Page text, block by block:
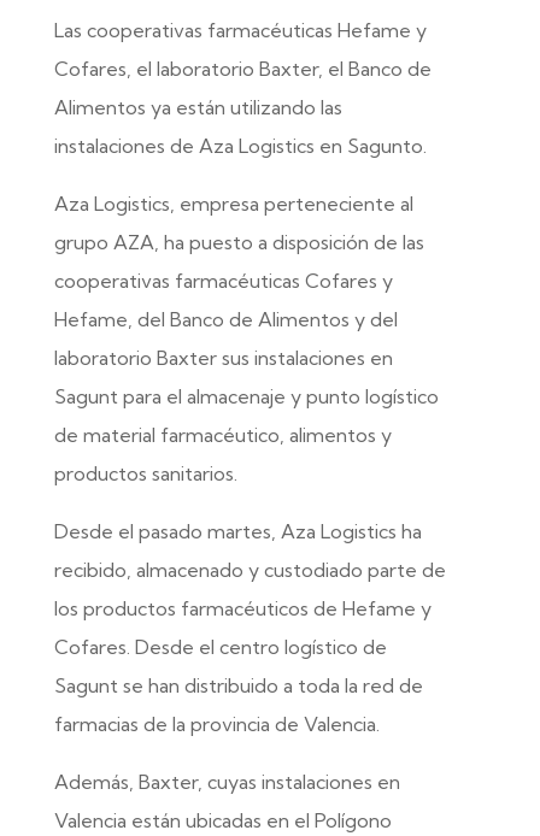
Las cooperativas farmacéuticas Hefame y
Cofares, el laboratorio Baxter, el Banco de
Alimentos ya están utilizando las
instalaciones de Aza Logistics en Sagunto.
Aza Logistics, empresa perteneciente al
grupo AZA, ha puesto a disposición de las
cooperativas farmacéuticas Cofares y
Hefame, del Banco de Alimentos y del
laboratorio Baxter sus instalaciones en
Sagunt para el almacenaje y punto logístico
de material farmacéutico, alimentos y
productos sanitarios.
Desde el pasado martes, Aza Logistics ha
recibido, almacenado y custodiado parte de
los productos farmacéuticos de Hefame y
Cofares. Desde el centro logístico de
Sagunt se han distribuido a toda la red de
farmacias de la provincia de Valencia.
Además, Baxter, cuyas instalaciones en
Valencia están ubicadas en el Polígono